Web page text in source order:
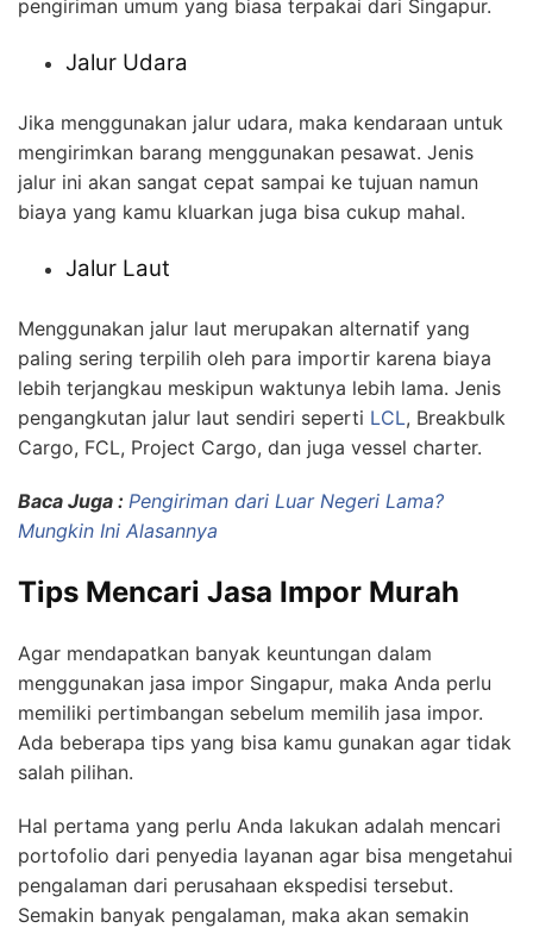
pengiriman umum yang biasa terpakai dari Singapur.
Jalur Udara
Jika menggunakan jalur udara, maka kendaraan untuk
mengirimkan barang menggunakan pesawat. Jenis
jalur ini akan sangat cepat sampai ke tujuan namun
biaya yang kamu kluarkan juga bisa cukup mahal.
Jalur Laut
Menggunakan jalur laut merupakan alternatif yang
paling sering terpilih oleh para importir karena biaya
lebih terjangkau meskipun waktunya lebih lama. Jenis
pengangkutan jalur laut sendiri seperti LCL, Breakbulk
Cargo, FCL, Project Cargo, dan juga vessel charter.
Baca Juga : Pengiriman dari Luar Negeri Lama?
Mungkin Ini Alasannya
Tips Mencari Jasa Impor Murah
Agar mendapatkan banyak keuntungan dalam
menggunakan jasa impor Singapur, maka Anda perlu
memiliki pertimbangan sebelum memilih jasa impor.
Ada beberapa tips yang bisa kamu gunakan agar tidak
salah pilihan.
Hal pertama yang perlu Anda lakukan adalah mencari
portofolio dari penyedia layanan agar bisa mengetahui
pengalaman dari perusahaan ekspedisi tersebut.
Semakin banyak pengalaman, maka akan semakin